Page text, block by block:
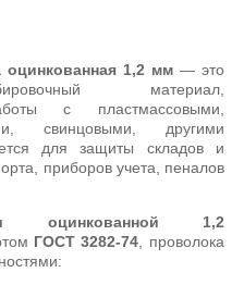
1,2 мм— это
материал,
с пластмассовыми,
свинцовыми, другими
для защиты складов и
приборов учета, пеналов
оцинкованной 1,2
ГОСТ 3282-74 , проволока